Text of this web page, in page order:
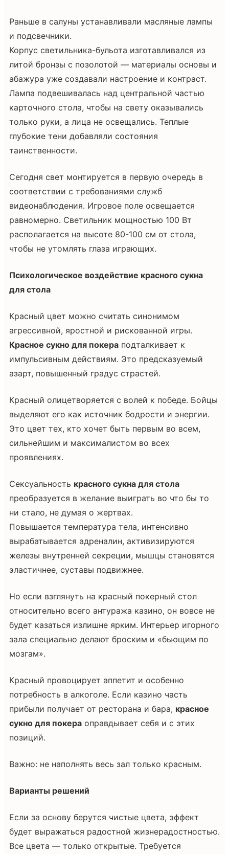
Раньше в салуны устанавливали масляные лампы
и подсвечники.
Корпус светильника-бульота изготавливался из
литой бронзы с позолотой — материалы основы и
абажура уже создавали настроение и контраст.
Лампа подвешивалась над центральной частью
карточного стола, чтобы на свету оказывались
только руки, а лица не освещались. Теплые
глубокие тени добавляли состояния
таинственности.
Сегодня свет монтируется в первую очередь в
соответствии с требованиями служб
видеонаблюдения. Игровое поле освещается
равномерно. Светильник мощностью 100 Вт
располагается на высоте 80-100 см от стола,
чтобы не утомлять глаза играющих.
Психологическое воздействие красного сукна
для стола
Красный цвет можно считать синонимом
агрессивной, яростной и рискованной игры.
Красное сукно для покера подталкивает к
импульсивным действиям. Это предсказуемый
азарт, повышенный градус страстей.
Красный олицетворяется с волей к победе. Бойцы
выделяют его как источник бодрости и энергии.
Это цвет тех, кто хочет быть первым во всем,
сильнейшим и максималистом во всех
проявлениях.
Сексуальность красного сукна для стола
преобразуется в желание выиграть во что бы то
ни стало, не думая о жертвах.
Повышается температура тела, интенсивно
вырабатывается адреналин, активизируются
железы внутренней секреции, мышцы становятся
эластичнее, суставы подвижнее.
Но если взглянуть на красный покерный стол
относительно всего антуража казино, он вовсе не
будет казаться излишне ярким. Интерьер игорного
зала специально делают броским и «бьющим по
мозгам».
Красный провоцирует аппетит и особенно
потребность в алкоголе. Если казино часть
прибыли получает от ресторана и бара, красное
сукно для покера оправдывает себя и с этих
позиций.
Важно: не наполнять весь зал только красным.
Варианты решений
Если за основу берутся чистые цвета, эффект
будет выражаться радостной жизнерадостностью.
Все цвета — только открытые. Требуется